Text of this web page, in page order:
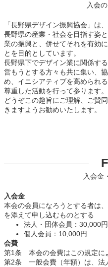
入会
「長野県デザイン振興協会」は
長野県の産業・社会を目指す姿
業の振興と、併せてそれを有効
とを目的としています。
長野県下でデザイン業に関係す
営もうとする方々も共に集い、
め、イニシアティブを高められ
尊重した活動を行って参ります。
どうぞこの趣旨にご理解、ご賛
きますようお勧めいたします。
入会金
入会金
本会の会員になろうとする者は
を添えて申し込むものとする
法人・団体会員：30,000円
個人会員：10,000円
会費
第1条 本会の会費はこの規定に
第2条 一般会費（年額）は、法